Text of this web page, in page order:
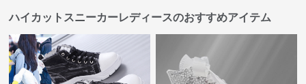
ハイカットスニーカーレディースのおすすめアイテム